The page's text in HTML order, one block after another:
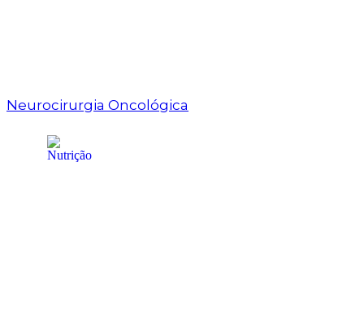
Neurocirurgia Oncológica